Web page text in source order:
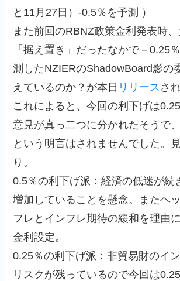
と11月27日）‐0.5％を予測 ）
また前回のRBNZ政策金利発表時
「据え置き」だったなかで－0.25
測したNZIERのShadowBoard影の
えているのか？が本日 リリース さ
これによると、今回の利下げは
意見が真っ二つに分かれたそうで
という明言はされませんでした。
り。
0.5％の利下げ派：経済の低迷が続
増加していることを懸念。またヘ
フレとインフレ期待の緩和を理由
金利設定。
0.25％の利下げ派：非貿易財のイ
リスクが残っているので今回は